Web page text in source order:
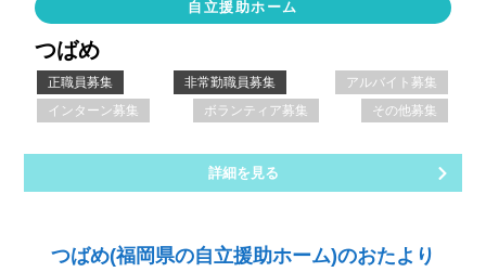
自立援助ホーム
つばめ
正職員募集 非常勤職員募集
アルバイト募集
インターン募集
ボランティア募集 その他募集
詳細を見る
つばめ(福岡県の自立援助ホーム)のおたより